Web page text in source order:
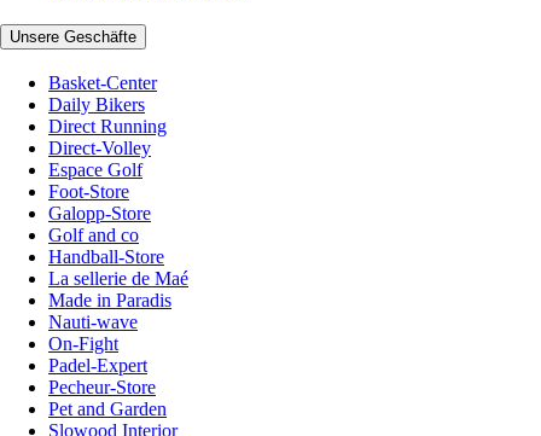
Unsere Geschäfte
Basket-Center
Daily Bikers
Direct Running
Direct-Volley
Espace Golf
Foot-Store
Galopp-Store
Golf and co
Handball-Store
La sellerie de Maé
Made in Paradis
Nauti-wave
On-Fight
Padel-Expert
Pecheur-Store
Pet and Garden
Slowood Interior